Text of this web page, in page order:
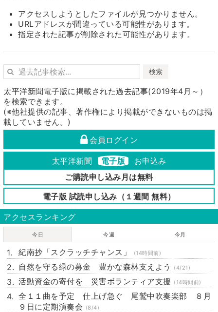
アクセスしようとしたファイルが見つかりません。
URLアドレスが間違っている可能性があります。
指定された記事が削除された可能性があります。
検索
太平洋新聞電子版に掲載された過去記事(2019年4月～）
を検索できます。
(※他社提供の記事、著作権により掲載ができないものは掲
載していません。)
会員ログイン
太平洋新聞 電子版
お申込み
ご購読申し込み月は無料
電子版 試読申し込み（１週間 無料）
アクセスランキング
今日 今週 今月
紀南抄「スクラッチチャンス」 (14時間前)
自然を守る緑の募金 豊かな森林支えよう (4/21)
活動資金の寄付を 災害ボランティア支援 (14時間前)
全１１曲を予定 仕上げ急ぐ 尾鷲中吹奏楽部 ８月
９日に定期演奏会 (8/4)